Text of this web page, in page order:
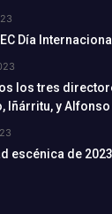
Día
los tres
Iñárritu, y
escénica de